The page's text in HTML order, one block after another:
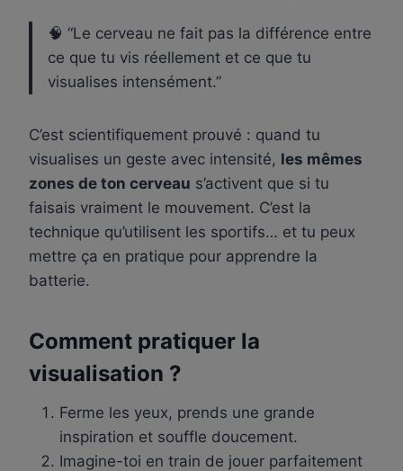
🧠 “Le cerveau ne fait pas la différence entre
ce que tu vis réellement et ce que tu
visualises intensément.”
C’est scientifiquement prouvé : quand tu
visualises un geste avec intensité, les mêmes
zones de ton cerveau s’activent que si tu
faisais vraiment le mouvement. C’est la
technique qu’utilisent les sportifs… et tu peux
mettre ça en pratique pour apprendre la
batterie.
Comment pratiquer la
visualisation ?
Ferme les yeux, prends une grande
inspiration et souffle doucement.
Imagine-toi en train de jouer parfaitement